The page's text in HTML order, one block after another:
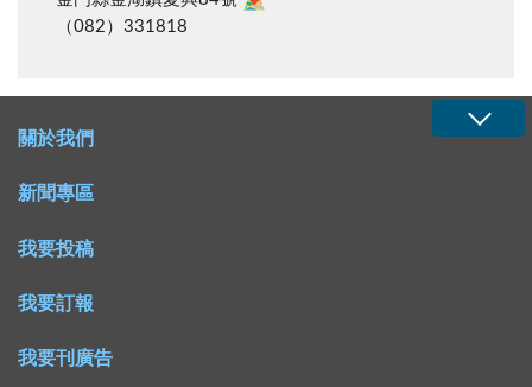
（082）331818
關於我們
新聞專區
我要投稿
我要訂報
我要刊廣告